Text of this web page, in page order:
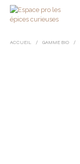
ACCUEIL / GAMME BIO /